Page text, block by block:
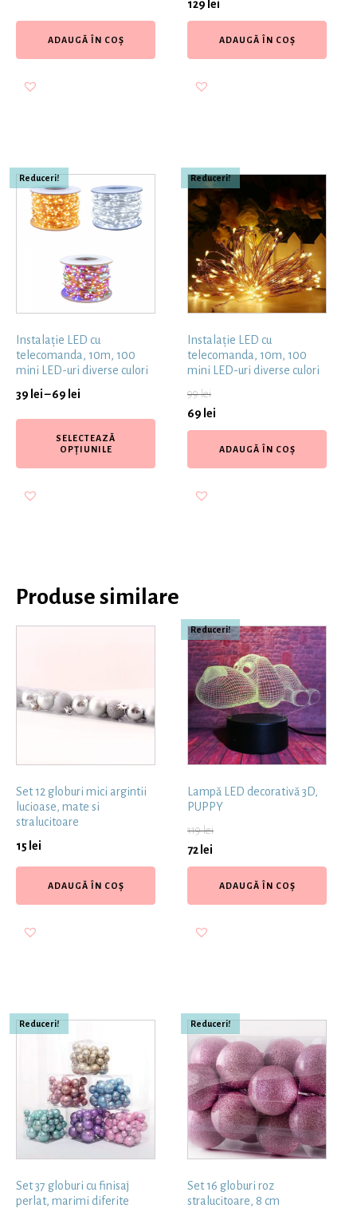
ADAUGĂ ÎN COȘ
129 lei
ADAUGĂ ÎN COȘ
Reduceri!
Instalație LED cu
telecomanda, 10m, 100
mini LED-uri diverse culori
39 lei–69 lei
SELECTEAZĂ
OPȚIUNILE
Reduceri!
Instalație LED cu
telecomanda, 10m, 100
mini LED-uri diverse culori
99lei
69 lei
ADAUGĂ ÎN COȘ
Produse similare
Set 12 globuri mici argintii
lucioase, mate si
stralucitoare
15 lei
ADAUGĂ ÎN COȘ
Reduceri!
Lampă LED decorativă 3D,
PUPPY
119lei
72 lei
ADAUGĂ ÎN COȘ
Reduceri!
Set 37 globuri cu finisaj
perlat, marimi diferite
Reduceri!
Set 16 globuri roz
stralucitoare, 8 cm